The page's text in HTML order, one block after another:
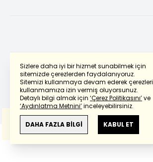
Sizlere daha iyi bir hizmet sunabilmek için
sitemizde çerezlerden faydalanıyoruz.
Sitemizi kullanmaya devam ederek çerezleri
kullanmamıza izin vermiş oluyorsunuz.
Detaylı bilgi almak için ‘Çerez Politikasını’ve
‘Aydınlatma Metnini’inceleyebilirsiniz.
DAHA FAZLA BİLGİ KABUL ET
Powered by Translate
Bu çevirideGoogle Transletekullanılmıştır.
Anlam ve çeviri hatalarından
haberturk.com
sorumlu değildir.